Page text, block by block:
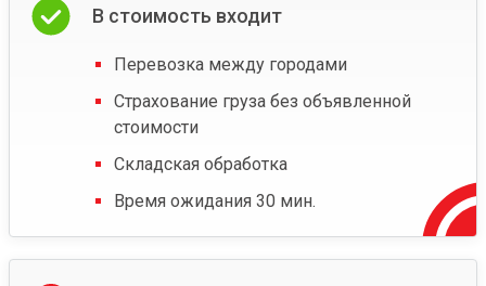
В стоимость входит
Перевозка между городами
Страхование груза без объявленной
стоимости
Складская обработка
Время ожидания 30 мин.